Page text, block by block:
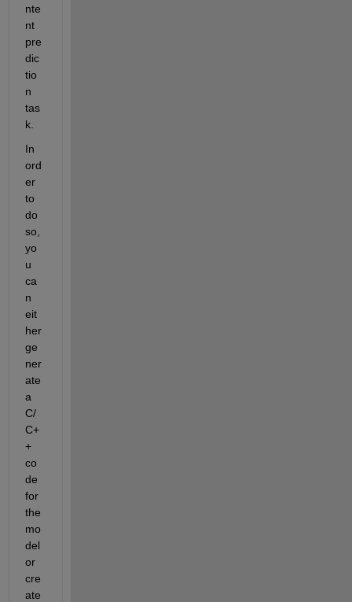
nte
nt
pre
dic
tio
n
tas
k.
In
ord
er
to
do
so,
yo
u
ca
n
eit
her
ge
ner
ate
a
C/
C+
+
co
de
for
the
mo
del
or
cre
ate